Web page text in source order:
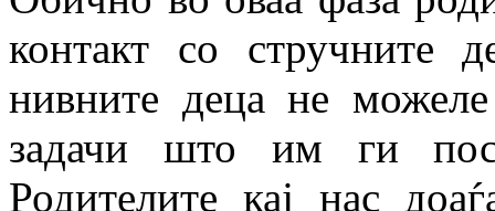
контакт со стручните
нивните деца не
задачи што им ги
Родителите кај нас